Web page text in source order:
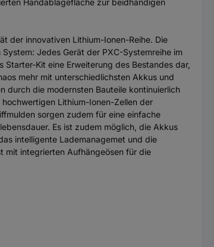
der innovativen Lithium-Ionen-Reihe. Die
Jedes Gerät der PXC-Systemreihe im
Kit eine Erweiterung des Bestandes dar,
mehr mit unterschiedlichsten Akkus und
durch die modernsten Bauteile kontinuierlich
Lithium-Ionen-Zellen der
sorgen zudem für eine einfache
Es ist zudem möglich, die Akkus
intelligente Lademanagemet und die
mit integrierten Aufhängeösen für die